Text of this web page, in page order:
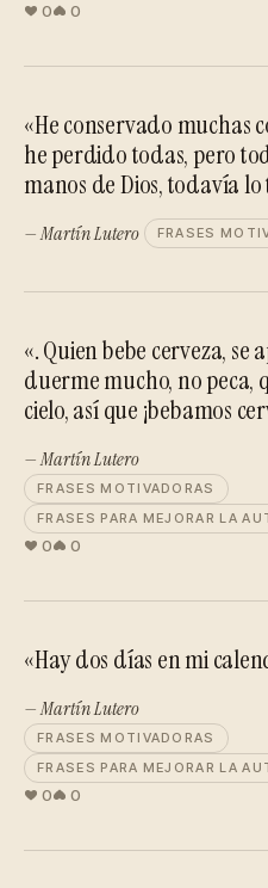
0 0
«He conservado muchas
he perdido todas, pero
manos de Dios, todavía lo
— Martín Lutero FRASES
«. Quien bebe cerveza,
duerme mucho, no peca,
cielo, así que ¡bebamos
— Martín Lutero
FRASES MOTIVADORAS
FRASES PARA MEJORAR LA
0 0
«Hay dos días en mi
— Martín Lutero
FRASES MOTIVADORAS
FRASES PARA MEJORAR LA
0 0